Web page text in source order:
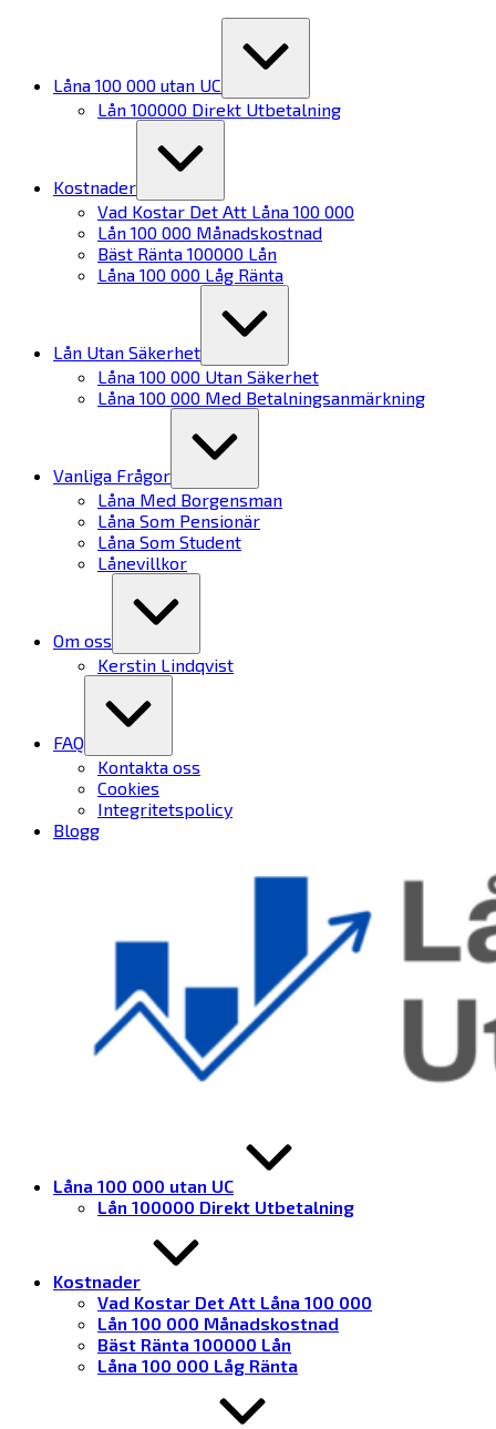
Låna 100 000 utan UC
Lån 100000 Direkt Utbetalning
Kostnader
Vad Kostar Det Att Låna 100 000
Lån 100 000 Månadskostnad
Bäst Ränta 100000 Lån
Låna 100 000 Låg Ränta
Lån Utan Säkerhet
Låna 100 000 Utan Säkerhet
Låna 100 000 Med Betalningsanmärkning
Vanliga Frågor
Låna Med Borgensman
Låna Som Pensionär
Låna Som Student
Lånevillkor
Om oss
Kerstin Lindqvist
FAQ
Kontakta oss
Cookies
Integritetspolicy
Blogg
Låna 100 000 utan UC
Lån 100000 Direkt Utbetalning
Kostnader
Vad Kostar Det Att Låna 100 000
Lån 100 000 Månadskostnad
Bäst Ränta 100000 Lån
Låna 100 000 Låg Ränta